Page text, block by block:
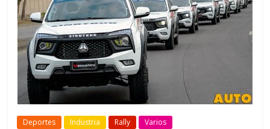
Deportes Industria Rally Varios